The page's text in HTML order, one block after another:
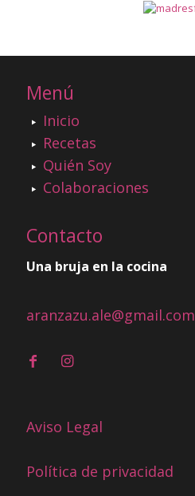
Menú
Inicio
Recetas
Quién Soy
Colaboraciones
Contacto
Una bruja en la cocina
aranzazu.ale@gmail.com
Aviso Legal
Política de privacidad